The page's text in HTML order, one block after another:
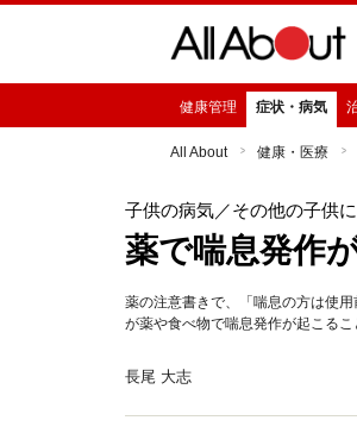
健康管理 症状・病気
All About 健康・医療
子供の病気／その他の子供
薬で喘息発作
薬の注意書きで、「喘息の方は使
が薬や食べ物で喘息発作が起こるこ
長尾 大志